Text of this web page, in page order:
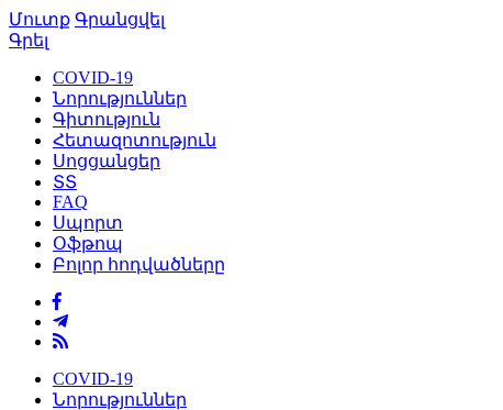
Մուտք Գրանցվել
Գրել
COVID-19
Նորություններ
Գիտություն
Հետազոտություն
Սոցցանցեր
ՏՏ
FAQ
Սպորտ
Օֆթոպ
Բոլոր հոդվածները
COVID-19
Նորություններ